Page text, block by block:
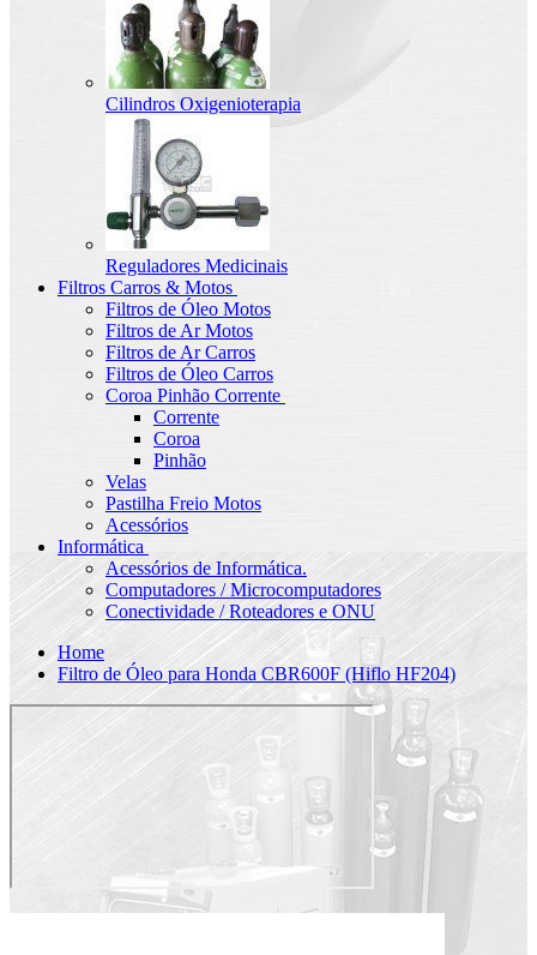
Cilindros Oxigenioterapia
Reguladores Medicinais
Filtros Carros & Motos
Filtros de Óleo Motos
Filtros de Ar Motos
Filtros de Ar Carros
Filtros de Óleo Carros
Coroa Pinhão Corrente
Corrente
Coroa
Pinhão
Velas
Pastilha Freio Motos
Acessórios
Informática
Acessórios de Informática.
Computadores / Microcomputadores
Conectividade / Roteadores e ONU
Home
Filtro de Óleo para Honda CBR600F (Hiflo HF204)